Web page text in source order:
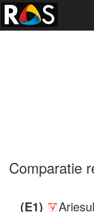
Comparatie
(E1)